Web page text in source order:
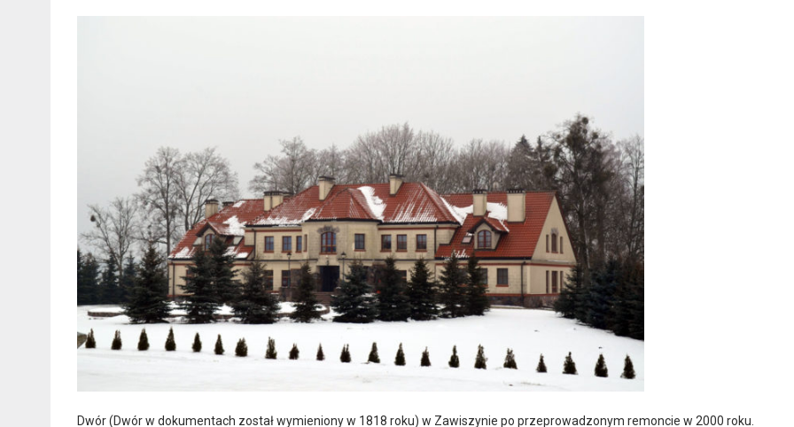
Dwór (Dwór w dokumentach został wymieniony w 1818 roku) w Zawiszynie po przeprowadzonym remoncie w 2000 roku.